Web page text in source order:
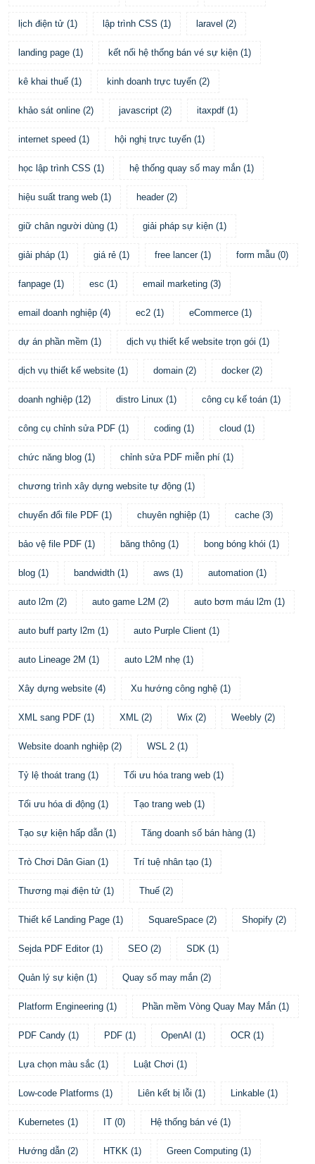
lịch điện tử (1 ) lập trình CSS (1 ) laravel (2)
landing page (1 ) kết nối hệ thống bán vé sự kiện (1 )
kê khai thuế (1 ) kinh doanh trực tuyến (2)
khảo sát online (2) javascript (2) itaxpdf (1 )
internet speed (1 ) hội nghị trực tuyến (1 )
học lập trình CSS (1 ) hệ thống quay số may mắn (1 )
hiệu suất trang web (1 ) header (2)
giữ chân người dùng (1 ) giải pháp sự kiện (1 )
giải pháp (1 ) giá rẻ (1 ) free lancer (1 ) form mẫu (0)
fanpage (1 ) esc (1 ) email marketing (3)
email doanh nghiệp (4) ec2 (1 ) eCommerce (1 )
dự án phần mềm (1 ) dịch vụ thiết kế website trọn gói (1 )
dịch vụ thiết kế website (1 ) domain (2) docker (2)
doanh nghiệp (12) distro Linux (1 ) công cụ kế toán (1 )
công cụ chỉnh sửa PDF (1 ) coding (1 ) cloud (1 )
chức năng blog (1 ) chỉnh sửa PDF miễn phí (1 )
chương trình xây dựng website tự động (1 )
chuyển đổi file PDF (1 ) chuyên nghiệp (1 ) cache (3)
bảo vệ file PDF (1 ) băng thông (1 ) bong bóng khói (1 )
blog (1 ) bandwidth (1 ) aws (1 ) automation (1 )
auto l2m (2) auto game L2M (2) auto bơm máu l2m (1 )
auto buff party l2m (1 ) auto Purple Client (1 )
auto Lineage 2M (1 ) auto L2M nhẹ (1 )
Xây dựng website (4) Xu hướng công nghệ (1 )
XML sang PDF (1 ) XML (2) Wix (2) Weebly (2)
Website doanh nghiệp (2) WSL 2 (1 )
Tỷ lệ thoát trang (1 ) Tối ưu hóa trang web (1 )
Tối ưu hóa di động (1 ) Tạo trang web (1 )
Tạo sự kiện hấp dẫn (1 ) Tăng doanh số bán hàng (1 )
Trò Chơi Dân Gian (1 ) Trí tuệ nhân tạo (1 )
Thương mại điện tử (1 ) Thuế (2)
Thiết kế Landing Page (1 ) SquareSpace (2) Shopify (2)
Sejda PDF Editor (1 ) SEO (2) SDK (1 )
Quản lý sự kiện (1 ) Quay số may mắn (2)
Platform Engineering (1 ) Phần mềm Vòng Quay May Mắn (1 )
PDF Candy (1 ) PDF (1 ) OpenAI (1 ) OCR (1 )
Lựa chọn màu sắc (1 ) Luật Chơi (1 )
Low-code Platforms (1 ) Liên kết bị lỗi (1 ) Linkable (1 )
Kubernetes (1 ) IT (0) Hệ thống bán vé (1 )
Hướng dẫn (2) HTKK (1 ) Green Computing (1 )